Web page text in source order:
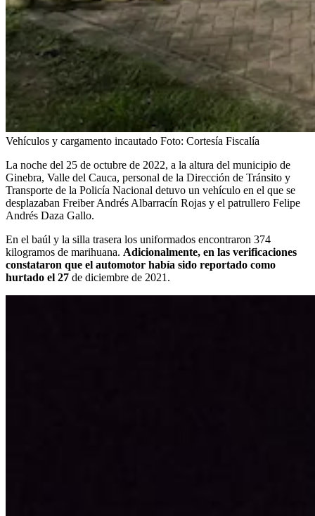
Vehículos y cargamento incautado Foto: Cortesía Fiscalía
La noche del 25 de octubre de 2022, a la altura del municipio de
Ginebra, Valle del Cauca, personal de la Dirección de Tránsito y
Transporte de la Policía Nacional detuvo un vehículo en el que se
desplazaban Freiber Andrés Albarracín Rojas y el patrullero Felipe
Andrés Daza Gallo.
En el baúl y la silla trasera los uniformados encontraron 374
kilogramos de marihuana. Adicionalmente, en las verificaciones
constataron que el automotor había sido reportado como
hurtado el 27 de diciembre de 2021.